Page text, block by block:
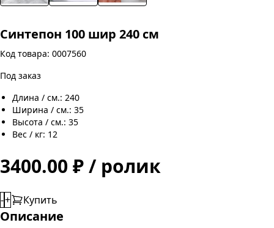
Синтепон 100 шир 240 см
Код товара: 0007560
Под заказ
Длина / см.: 240
Ширина / см.: 35
Высота / см.: 35
Вес / кг: 12
3400.00 ₽ / ролик
-+ Купить
Описание